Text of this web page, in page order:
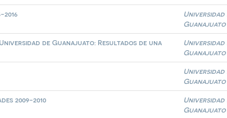
Universidad
Guanajuato
de Guanajuato: Resultados de una
Universidad
Guanajuato
Universidad
Guanajuato
2009-2010
Universidad
Guanajuato